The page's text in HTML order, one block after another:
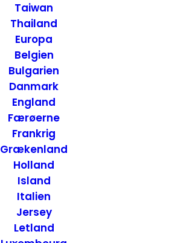
Taiwan
Thailand
Europa
Belgien
Bulgarien
Danmark
England
Færøerne
Frankrig
Grækenland
Holland
Island
Italien
Jersey
Letland
REJSETANKER
SEIER - ONTRIP.DK